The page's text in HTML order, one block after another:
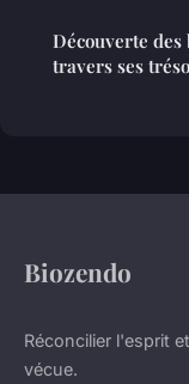
Découverte
travers ses
Biozendo
Réconcilier l'esprit
vécue.